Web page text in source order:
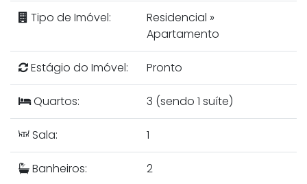
Tipo de Imóvel: Residencial »
Apartamento
Estágio do Imóvel: Pronto
Quartos: 3 (sendo 1 suíte)
Sala: 1
Banheiros: 2